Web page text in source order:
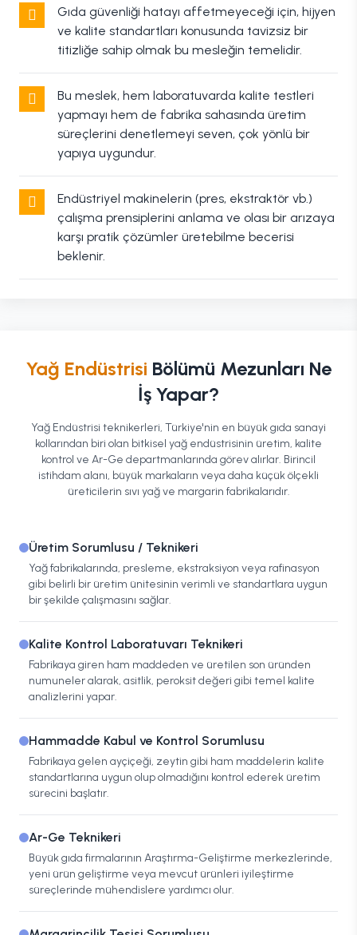
Gıda güvenliği hatayı affetmeyeceği için, hijyen
ve kalite standartları konusunda tavizsiz bir
titizliğe sahip olmak bu mesleğin temelidir.
Bu meslek, hem laboratuvarda kalite testleri
yapmayı hem de fabrika sahasında üretim
süreçlerini denetlemeyi seven, çok yönlü bir
yapıya uygundur.
Endüstriyel makinelerin (pres, ekstraktör vb.)
çalışma prensiplerini anlama ve olası bir arızaya
karşı pratik çözümler üretebilme becerisi
beklenir.
Yağ Endüstrisi Bölümü Mezunları Ne
İş Yapar?
Yağ Endüstrisi teknikerleri, Türkiye'nin en büyük gıda sanayi
kollarından biri olan bitkisel yağ endüstrisinin üretim, kalite
kontrol ve Ar-Ge departmanlarında görev alırlar. Birincil
istihdam alanı, büyük markaların veya daha küçük ölçekli
üreticilerin sıvı yağ ve margarin fabrikalarıdır.
Üretim Sorumlusu / Teknikeri
Yağ fabrikalarında, presleme, ekstraksiyon veya rafinasyon
gibi belirli bir üretim ünitesinin verimli ve standartlara uygun
bir şekilde çalışmasını sağlar.
Kalite Kontrol Laboratuvarı Teknikeri
Fabrikaya giren ham maddeden ve üretilen son üründen
numuneler alarak, asitlik, peroksit değeri gibi temel kalite
analizlerini yapar.
Hammadde Kabul ve Kontrol Sorumlusu
Fabrikaya gelen ayçiçeği, zeytin gibi ham maddelerin kalite
standartlarına uygun olup olmadığını kontrol ederek üretim
sürecini başlatır.
Ar-Ge Teknikeri
Büyük gıda firmalarının Araştırma-Geliştirme merkezlerinde,
yeni ürün geliştirme veya mevcut ürünleri iyileştirme
süreçlerinde mühendislere yardımcı olur.